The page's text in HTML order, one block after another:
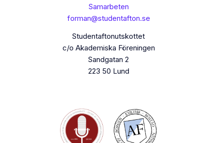
Samarbeten
forman@studentafton.se
Studentaftonutskottet
c/o Akademiska Föreningen
Sandgatan 2
223 50 Lund